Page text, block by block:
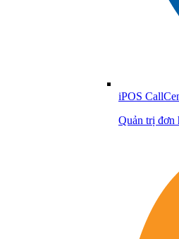
iPOS
Quản trị đơn